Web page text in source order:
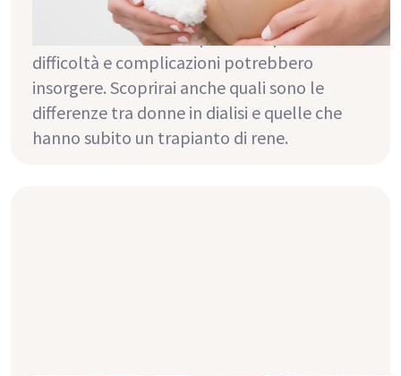
queste circostanze? Questo articolo ti dirà di
cosa devi essere consapevole e quali
difficoltà e complicazioni potrebbero
insorgere. Scoprirai anche quali sono le
differenze tra donne in dialisi e quelle che
hanno subito un trapianto di rene.